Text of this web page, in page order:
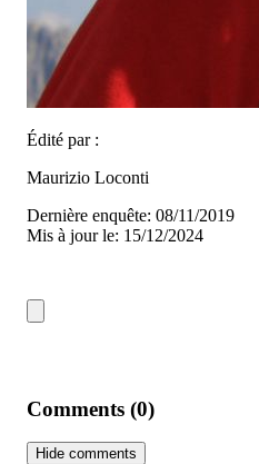
Édité par :
Maurizio Loconti
Dernière enquête: 08/11/2019
Mis à jour le: 15/12/2024
Comments (0)
Hide comments